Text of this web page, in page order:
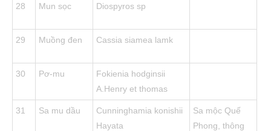
28 Mun sọc Diospyros sp
29 Muồng đen Cassia siamea lamk
30 Pơ-mu
Fokienia hodginsii
A.Henry et thomas
31 Sa mu dầu
Cunninghamia konishii
Hayata
Sa mộc Quế
Phong, thông